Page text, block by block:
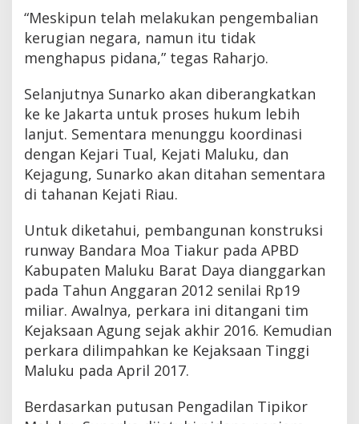
“Meskipun telah melakukan pengembalian
kerugian negara, namun itu tidak
menghapus pidana,” tegas Raharjo.
Selanjutnya Sunarko akan diberangkatkan
ke ke Jakarta untuk proses hukum lebih
lanjut. Sementara menunggu koordinasi
dengan Kejari Tual, Kejati Maluku, dan
Kejagung, Sunarko akan ditahan sementara
di tahanan Kejati Riau.
Untuk diketahui, pembangunan konstruksi
runway Bandara Moa Tiakur pada APBD
Kabupaten Maluku Barat Daya dianggarkan
pada Tahun Anggaran 2012 senilai Rp19
miliar. Awalnya, perkara ini ditangani tim
Kejaksaan Agung sejak akhir 2016. Kemudian
perkara dilimpahkan ke Kejaksaan Tinggi
Maluku pada April 2017.
Berdasarkan putusan Pengadilan Tipikor